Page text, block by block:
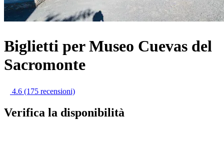
Biglietti per Museo Cuevas del
Sacromonte
4.6 (175 recensioni)
Verifica la disponibilità